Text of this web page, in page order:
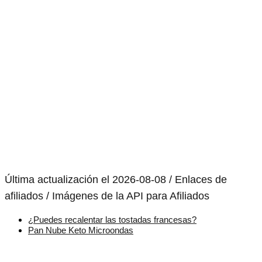
Última actualización el 2026-08-08 / Enlaces de
afiliados / Imágenes de la API para Afiliados
¿Puedes recalentar las tostadas francesas?
Pan Nube Keto Microondas